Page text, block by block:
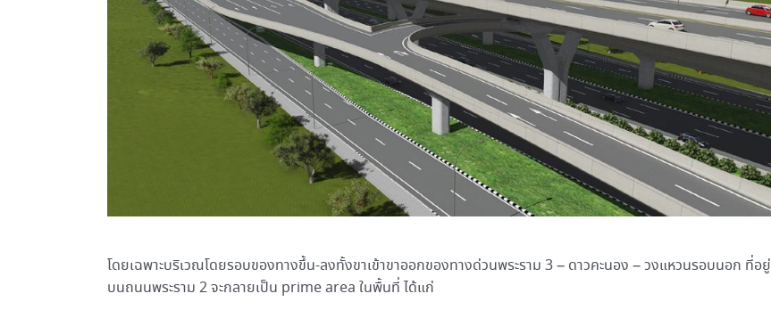
โดยเฉพาะบริเวณโดยรอบของทางขึ้น-ลงทั้งขาเข้าขาออกของทางด่วนพระราม 3 – ดาวคะนอง – วงแหวนรอบนอก ที่อยู่
บนถนนพระราม 2 จะกลายเป็น prime area ในพื้นที่ ได้แก่